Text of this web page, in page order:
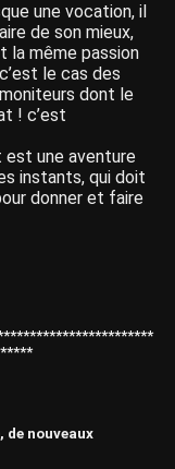
une vocation, il
de son mieux,
la même passion
le cas des
dont le
! c’est
est une aventure
instants, qui doit
donner et faire
de nouveaux